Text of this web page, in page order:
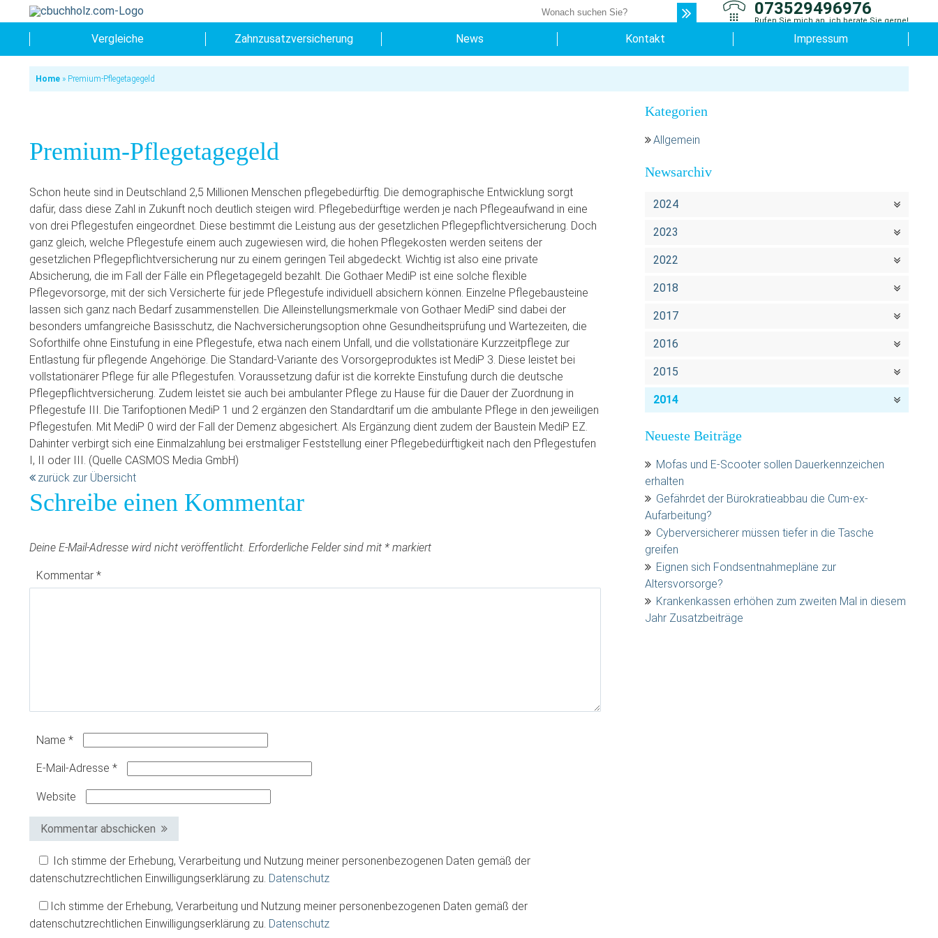
073529496976
Rufen Sie mich an, ich berate Sie gerne!
Vergleiche Zahnzusatzversicherung News Kontakt Impressum
Home » Premium-Pflegetagegeld
Premium-Pflegetagegeld
Schon heute sind in Deutschland 2,5 Millionen Menschen pflegebedürftig. Die demographische Entwicklung sorgt
dafür, dass diese Zahl in Zukunft noch deutlich steigen wird. Pflegebedürftige werden je nach Pflegeaufwand in eine
von drei Pflegestufen eingeordnet. Diese bestimmt die Leistung aus der gesetzlichen Pflegepflichtversicherung. Doch
ganz gleich, welche Pflegestufe einem auch zugewiesen wird, die hohen Pflegekosten werden seitens der
gesetzlichen Pflegepflichtversicherung nur zu einem geringen Teil abgedeckt. Wichtig ist also eine private
Absicherung, die im Fall der Fälle ein Pflegetagegeld bezahlt. Die Gothaer MediP ist eine solche flexible
Pflegevorsorge, mit der sich Versicherte für jede Pflegestufe individuell absichern können. Einzelne Pflegebausteine
lassen sich ganz nach Bedarf zusammenstellen. Die Alleinstellungsmerkmale von Gothaer MediP sind dabei der
besonders umfangreiche Basisschutz, die Nachversicherungsoption ohne Gesundheitsprüfung und Wartezeiten, die
Soforthilfe ohne Einstufung in eine Pflegestufe, etwa nach einem Unfall, und die vollstationäre Kurzzeitpflege zur
Entlastung für pflegende Angehörige. Die Standard-Variante des Vorsorgeproduktes ist MediP 3. Diese leistet bei
vollstationärer Pflege für alle Pflegestufen. Voraussetzung dafür ist die korrekte Einstufung durch die deutsche
Pflegepflichtversicherung. Zudem leistet sie auch bei ambulanter Pflege zu Hause für die Dauer der Zuordnung in
Pflegestufe III. Die Tarifoptionen MediP 1 und 2 ergänzen den Standardtarif um die ambulante Pflege in den jeweiligen
Pflegestufen. Mit MediP 0 wird der Fall der Demenz abgesichert. Als Ergänzung dient zudem der Baustein MediP EZ.
Dahinter verbirgt sich eine Einmalzahlung bei erstmaliger Feststellung einer Pflegebedürftigkeit nach den Pflegestufen
I, II oder III. (Quelle CASMOS Media GmbH)
zurück zur Übersicht
Schreibe einen Kommentar
Deine E-Mail-Adresse wird nicht veröffentlicht. Erforderliche Felder sind mit * markiert
Kommentar *
Name *
E-Mail-Adresse *
Website
Kommentar abschicken
Ich stimme der Erhebung, Verarbeitung und Nutzung meiner personenbezogenen Daten gemäß der
datenschutzrechtlichen Einwilligungserklärung zu. Datenschutz
Ich stimme der Erhebung, Verarbeitung und Nutzung meiner personenbezogenen Daten gemäß der
datenschutzrechtlichen Einwilligungserklärung zu. Datenschutz
Kategorien
Allgemein
Newsarchiv
2024
2023
2022
2018
2017
2016
2015
2014
Neueste Beiträge
Mofas und E-Scooter sollen Dauerkennzeichen
erhalten
Gefährdet der Bürokratieabbau die Cum-ex-
Aufarbeitung?
Cyberversicherer müssen tiefer in die Tasche
greifen
Eignen sich Fondsentnahmepläne zur
Altersvorsorge?
Krankenkassen erhöhen zum zweiten Mal in diesem
Jahr Zusatzbeiträge